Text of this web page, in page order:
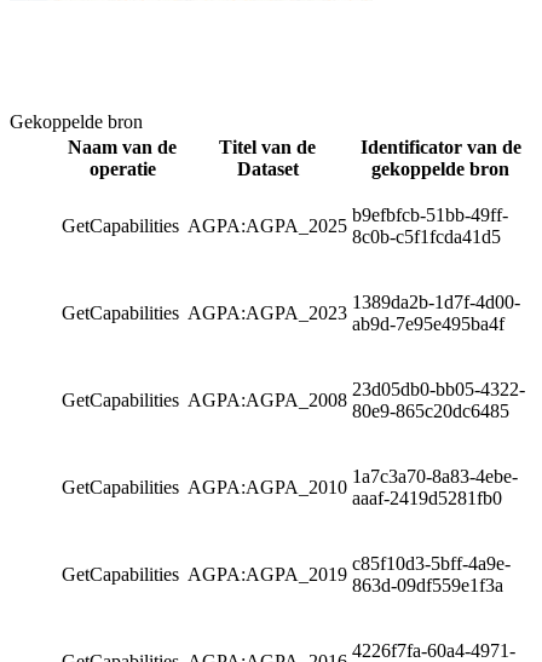
Gekoppelde bron
Naam van de
operatie
Titel van de
Dataset
Identificator van de
gekoppelde bron
GetCapabilities AGPA:AGPA_2025
b9efbfcb-51bb-49ff-
8c0b-c5f1fcda41d5
GetCapabilities AGPA:AGPA_2023
1389da2b-1d7f-4d00-
ab9d-7e95e495ba4f
GetCapabilities AGPA:AGPA_2008
23d05db0-bb05-4322-
80e9-865c20dc6485
GetCapabilities AGPA:AGPA_2010
1a7c3a70-8a83-4ebe-
aaaf-2419d5281fb0
GetCapabilities AGPA:AGPA_2019
c85f10d3-5bff-4a9e-
863d-09df559e1f3a
4226f7fa-60a4-4971-